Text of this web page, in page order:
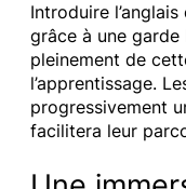
Introduire
grâce à une
pleinement de
l’apprentissage.
progressivement
facilitera leur